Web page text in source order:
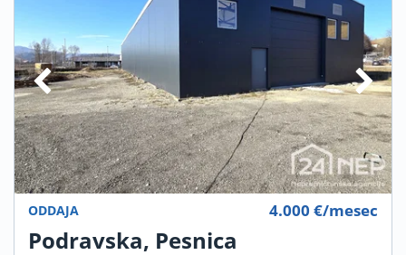
ODDAJA
Podravska, Pesnica
4.000 €/mesec